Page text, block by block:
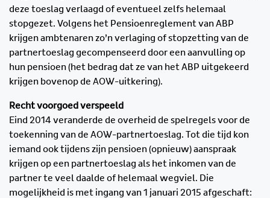
deze toeslag verlaagd of eventueel zelfs helemaal
stopgezet. Volgens het Pensioenreglement van ABP
krijgen ambtenaren zo’n verlaging of stopzetting van de
partnertoeslag gecompenseerd door een aanvulling op
hun pensioen (het bedrag dat ze van het ABP uitgekeerd
krijgen bovenop de AOW-uitkering).
Recht voorgoed verspeeld
Eind 2014 veranderde de overheid de spelregels voor de
toekenning van de AOW-partnertoeslag. Tot die tijd kon
iemand ook tijdens zijn pensioen (opnieuw) aanspraak
krijgen op een partnertoeslag als het inkomen van de
partner te veel daalde of helemaal wegviel. Die
mogelijkheid is met ingang van 1 januari 2015 afgeschaft: